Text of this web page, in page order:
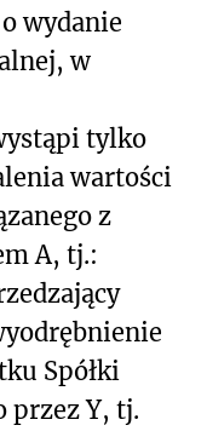
wydanie
w
tylko
wartości
z
A, tj.:
Spółki
przez Y, tj.